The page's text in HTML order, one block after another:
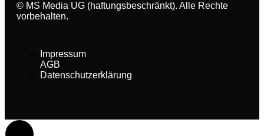
© MS Media UG (haftungsbeschränkt). Alle Rechte
vorbehalten.
Impressum
AGB
Datenschutzerklärung